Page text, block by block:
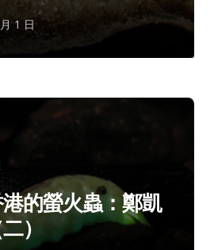
1 日
的螢火蟲：鄭凱
）